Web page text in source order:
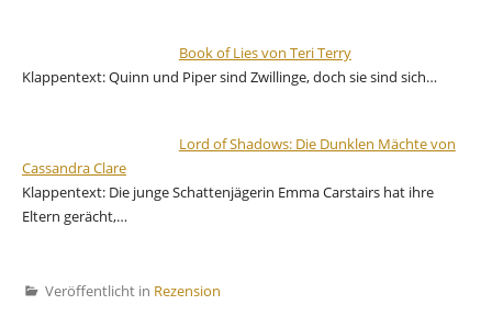
Book of Lies von Teri Terry
Klappentext: Quinn und Piper sind Zwillinge, doch sie sind sich…
Lord of Shadows: Die Dunklen Mächte von
Cassandra Clare
Klappentext: Die junge Schattenjägerin Emma Carstairs hat ihre
Eltern gerächt,…
Veröffentlicht in Rezension